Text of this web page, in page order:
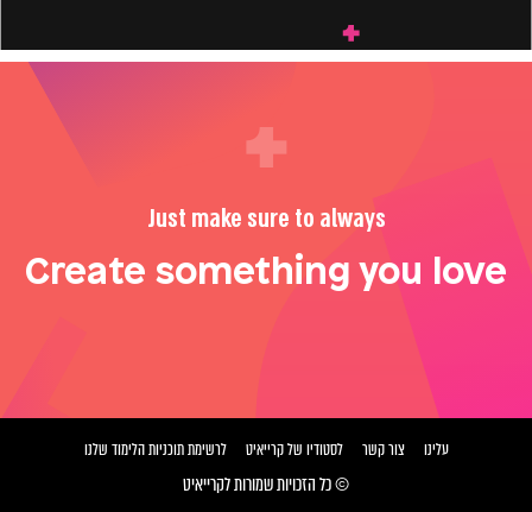
Just make sure to always
Create something you love
עלינו צור קשר לסטודיו של קרייאיט לרשימת תוכניות הלימוד שלנו
© כל הזכויות שמורות לקרייאיט